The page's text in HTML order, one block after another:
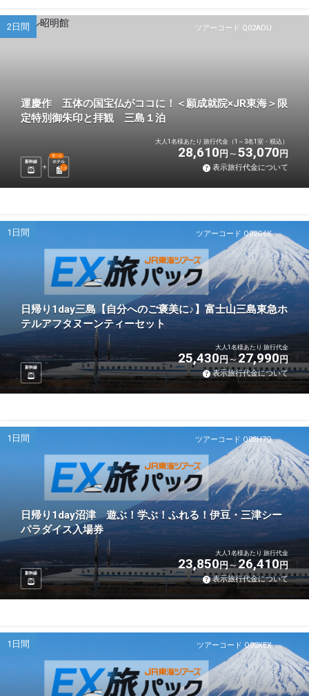
ツアーコード Q02ADU
2日間
運慶作 五体の国宝仏がココに！＜願成就院×JR東海＞限
定特別御朱印と拝観 三島１泊
新幹線 ホテル
選べる
1 泊
大人1名様あたり 旅行代金（1～3名1室・税込）
28,610 円 53,070 円
表示旅行代金について
ツアーコード Q02G6K
1日間
日帰り1day三島【自分へのご褒美に♪】富士山三島東急ホ
テルアフタヌーンティーセット
新幹線
大人1名様あたり 旅行代金
25,430円 27,990円
表示旅行代金について
ツアーコード Q02H7Q
1日間
日帰り1day沼津 遊ぶ！学ぶ！ふれる！伊豆・三津シー
パラダイス入場券
新幹線
大人1名様あたり 旅行代金
23,850円 26,410円
表示旅行代金について
ツアーコード Q02KEX
1日間